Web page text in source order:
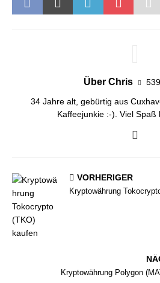
Über Chris
34 Jahre alt, gebürtig aus
Kaffeejunkie :-). Viel Spaß
VORHERIGER
Kryptowährung
Kryptowährung Polygon